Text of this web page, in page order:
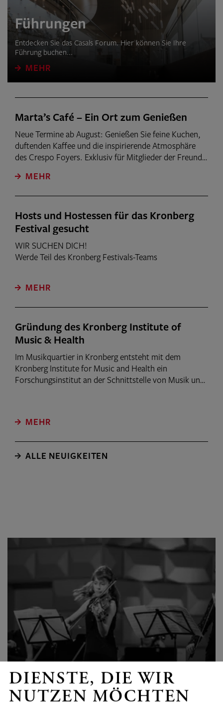
Führungen
Entdecken Sie das Casals Forum. Hier können Sie Ihre
Führung buchen...
MEHR
Marta’s Café – Ein Ort zum Genießen
Neue Termine ab August: Genießen Sie feine Kuchen,
duftenden Kaffee und die inspirierende Atmosphäre
des Crespo Foyers. Exklusiv für Mitglieder der Freunde
Ort für besondere Momente voller Genuss und
MEHR
Hosts und Hostessen für das Kronberg
Festival gesucht
WIR SUCHEN DICH!
Werde Teil des Kronberg Festivals-Teams
MEHR
Gründung des Kronberg Institute of
Music & Health
Im Musikquartier in Kronberg entsteht mit dem
Kronberg Institute for Music and Health ein
Forschungsinstitut an der Schnittstelle von Musik und
realen Konzertbedingungen ermöglichen soll.
MEHR
ALLE NEUIGKEITEN
Kronberg Academy on Tour
DIENSTE, DIE WIR
NUTZEN MÖCHTEN